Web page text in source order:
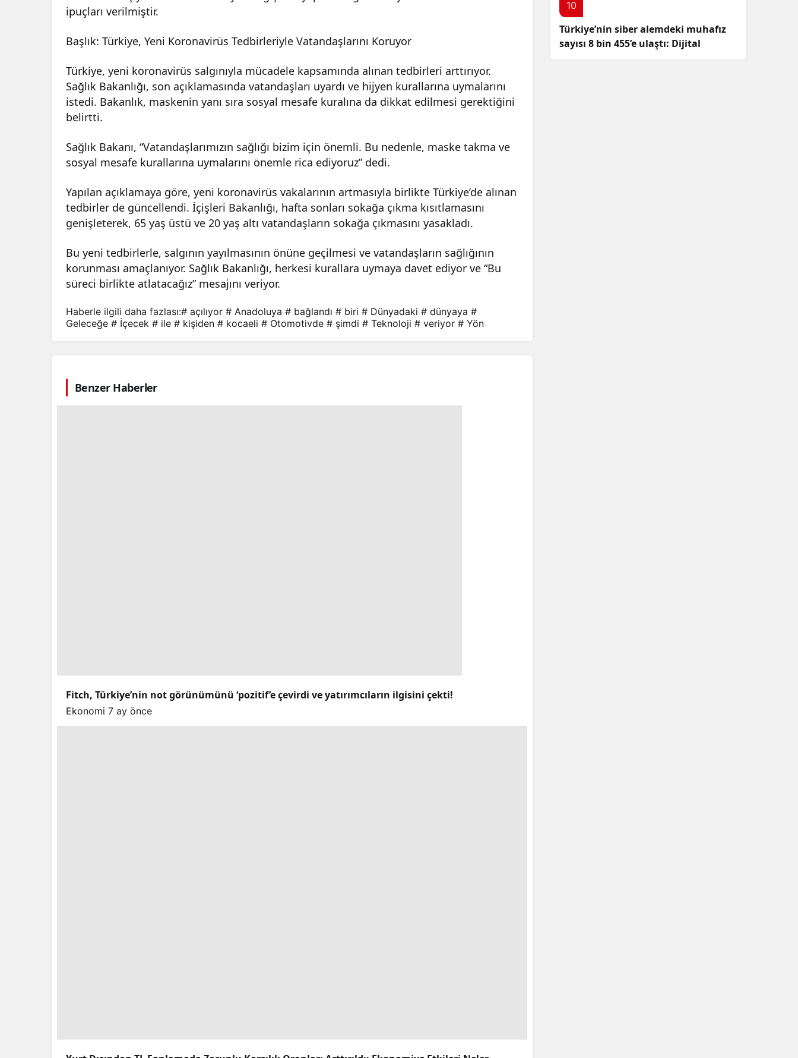
ipuçları verilmiştir.
Başlık: Türkiye, Yeni Koronavirüs Tedbirleriyle Vatandaşlarını Koruyor
Türkiye, yeni koronavirüs salgınıyla mücadele kapsamında alınan tedbirleri arttırıyor.
Sağlık Bakanlığı, son açıklamasında vatandaşları uyardı ve hijyen kurallarına uymalarını
istedi. Bakanlık, maskenin yanı sıra sosyal mesafe kuralına da dikkat edilmesi gerektiğini
belirtti.
Sağlık Bakanı, “Vatandaşlarımızın sağlığı bizim için önemli. Bu nedenle, maske takma ve
sosyal mesafe kurallarına uymalarını önemle rica ediyoruz” dedi.
Yapılan açıklamaya göre, yeni koronavirüs vakalarının artmasıyla birlikte Türkiye’de alınan
tedbirler de güncellendi. İçişleri Bakanlığı, hafta sonları sokağa çıkma kısıtlamasını
genişleterek, 65 yaş üstü ve 20 yaş altı vatandaşların sokağa çıkmasını yasakladı.
Bu yeni tedbirlerle, salgının yayılmasının önüne geçilmesi ve vatandaşların sağlığının
korunması amaçlanıyor. Sağlık Bakanlığı, herkesi kurallara uymaya davet ediyor ve “Bu
süreci birlikte atlatacağız” mesajını veriyor.
Haberle ilgili daha fazlası:# açılıyor # Anadoluya # bağlandı # biri # Dünyadaki # dünyaya #
Geleceğe # İçecek # ile # kişiden # kocaeli # Otomotivde # şimdi # Teknoloji # veriyor # Yön
Benzer Haberler
Fitch, Türkiye’nin not görünümünü ‘pozitif’e çevirdi ve yatırımcıların ilgisini çekti!
Ekonomi 7 ay önce
10
Türkiye’nin siber alemdeki muhafız
sayısı 8 bin 455’e ulaştı: Dijital